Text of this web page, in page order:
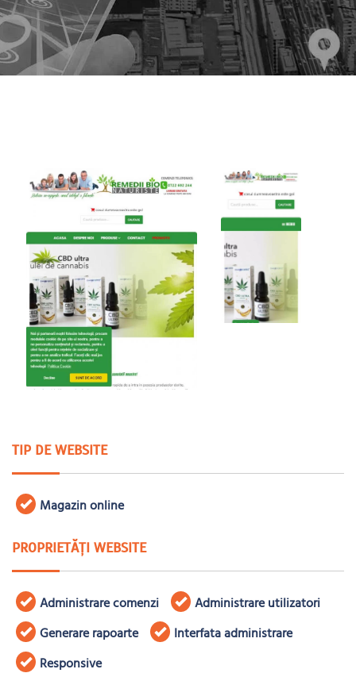
TIP DE WEBSITE
Magazin online
PROPRIETĂȚI WEBSITE
Administrare comenzi
Administrare utilizatori
Generare rapoarte
Interfata administrare
Responsive